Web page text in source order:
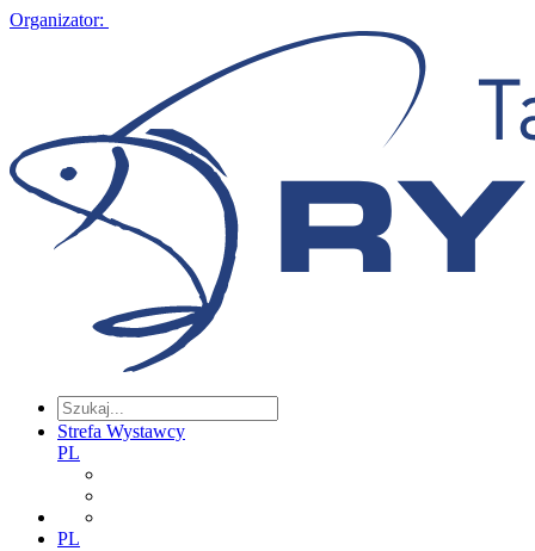
Organizator:
Strefa Wystawcy
PL
PL